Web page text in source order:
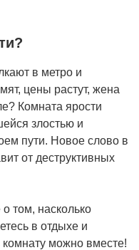
в метро и
цены растут, жена
Комната ярости
злостью и
пути. Новое слово в
от деструктивных
том, насколько
в отдыхе и
комнату можно вместе!